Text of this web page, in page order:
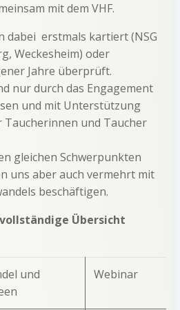
mit dem VHF.
dabei erstmals kartiert (NSG
Weckesheim) oder
Jahre überprüft.
nur durch das Engagement
und mit Unterstützung
und Taucher
gleichen Schwerpunkten
uns aber auch vermehrt mit
beschäftigen.
Übersicht
und
Webinar